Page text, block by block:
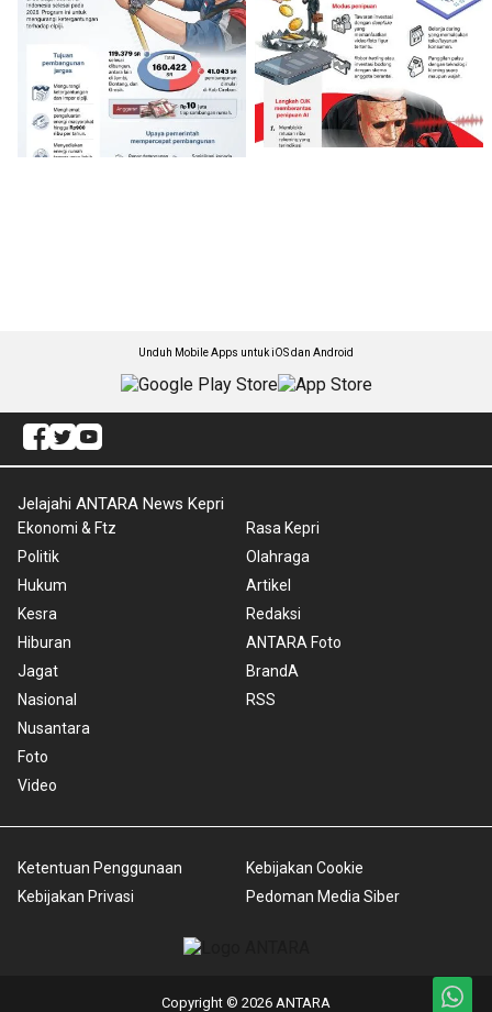
Unduh Mobile Apps untuk iOS dan Android
Jelajahi ANTARA News Kepri
Ekonomi & Ftz
Politik
Hukum
Kesra
Hiburan
Jagat
Nasional
Nusantara
Foto
Video
Rasa Kepri
Olahraga
Artikel
Redaksi
ANTARA Foto
BrandA
RSS
Ketentuan Penggunaan
Kebijakan Privasi
Kebijakan Cookie
Pedoman Media Siber
Copyright © 2026 ANTARA